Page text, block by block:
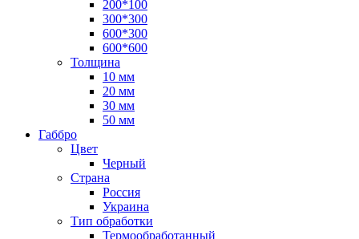
200*100
300*300
600*300
600*600
Толщина
10 мм
20 мм
30 мм
50 мм
Габбро
Цвет
Черный
Страна
Россия
Украина
Тип обработки
Термообработанный